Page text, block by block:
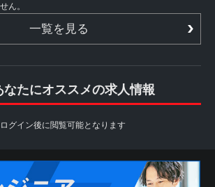
ん。
一覧を見る
なたにオススメの求人情報
グイン後に閲覧可能となります